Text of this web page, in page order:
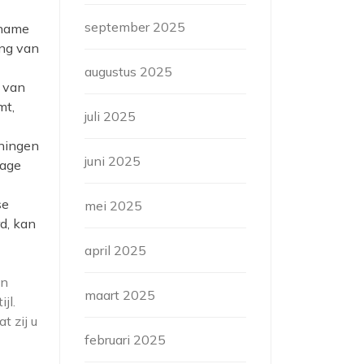
van
kan
zij u
september 2025
augustus 2025
juli 2025
juni 2025
mei 2025
april 2025
maart 2025
februari 2025